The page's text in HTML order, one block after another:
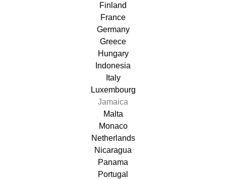
Finland
France
Germany
Greece
Hungary
Indonesia
Italy
Luxembourg
Jamaica
Malta
Monaco
Netherlands
Nicaragua
Panama
Portugal